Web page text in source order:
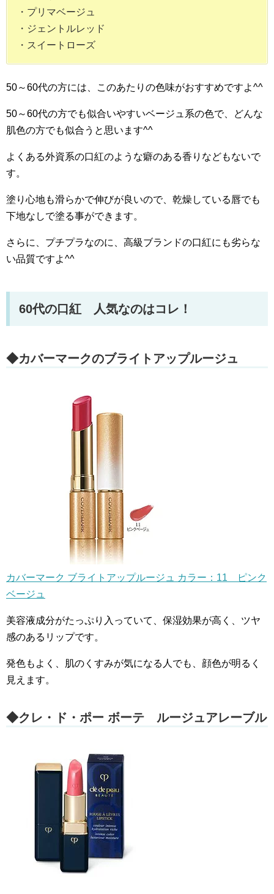
・プリマベージュ
・ジェントルレッド
・スイートローズ
50～60代の方には、このあたりの色味がおすすめですよ^^
50～60代の方でも似合いやすいベージュ系の色で、どんな
肌色の方でも似合うと思います^^
よくある外資系の口紅のような癖のある香りなどもないで
す。
塗り心地も滑らかで伸びが良いので、乾燥している唇でも
下地なしで塗る事ができます。
さらに、プチプラなのに、高級ブランドの口紅にも劣らな
い品質ですよ^^
60代の口紅 人気なのはコレ！
◆カバーマークのブライトアップルージュ
カバーマーク ブライトアップルージュ カラー：11 ピンク
ベージュ
美容液成分がたっぷり入っていて、保湿効果が高く、ツヤ
感のあるリップです。
発色もよく、肌のくすみが気になる人でも、顔色が明るく
見えます。
◆クレ・ド・ポー ボーテ ルージュアレーブル